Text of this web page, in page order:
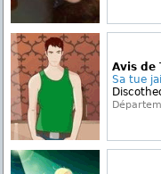
Avis de
Sa tue